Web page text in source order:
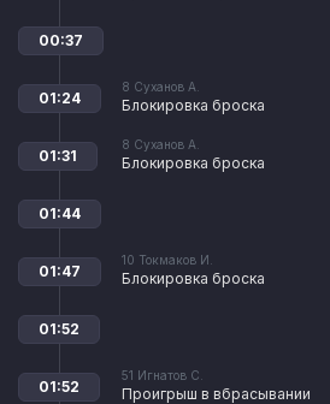
00:37
8 Суханов А.
Блокировка броска
01:24
8 Суханов А.
Блокировка броска
01:31
01:44
10 Токмаков И.
Блокировка броска
01:47
01:52
51 Игнатов С.
Проигрыш в вбрасывании
01:52